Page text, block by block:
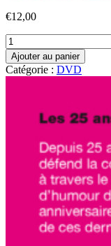
€12,00
quantité
de
DVD
des
Ajouter au panier
Catégorie : DVD